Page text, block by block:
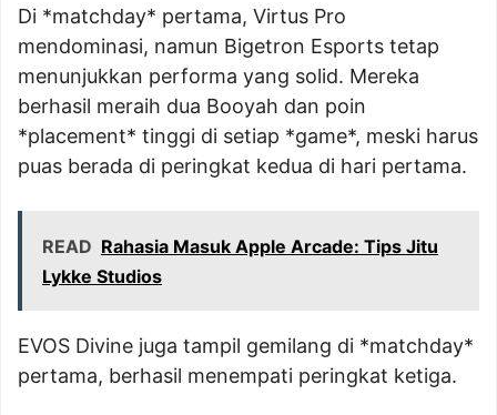
Di *matchday* pertama, Virtus Pro
mendominasi, namun Bigetron Esports tetap
menunjukkan performa yang solid. Mereka
berhasil meraih dua Booyah dan poin
*placement* tinggi di setiap *game*, meski harus
puas berada di peringkat kedua di hari pertama.
READ Rahasia Masuk Apple Arcade: Tips Jitu
Lykke Studios
EVOS Divine juga tampil gemilang di *matchday*
pertama, berhasil menempati peringkat ketiga.